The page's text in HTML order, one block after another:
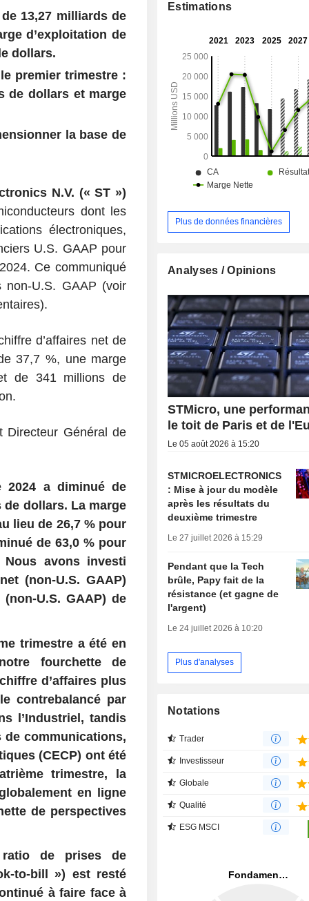
13,27 milliards de
d’exploitation de
dollars.
premier trimestre :
de dollars et marge
la base de
N.V. (« ST »)
dont les
électroniques,
U.S. GAAP pour
Ce communiqué
non-U.S. GAAP (voir
d’affaires net de
37,7 %, une marge
de 341 millions de
Directeur Général de
2024 a diminué de
de dollars. La marge
lieu de 26,7 % pour
de 63,0 % pour
avons investi
(non-U.S. GAAP)
U.S. GAAP) de
trimestre a été en
fourchette de
d’affaires plus
contrebalancé par
l’Industriel, tandis
de communications,
(CECP) ont été
trimestre, la
en ligne
de perspectives
de prises de
to-bill ») est resté
à faire face à
Estimations
Plus de données financières
Analyses / Opinions
STMicro, une
le toit de Paris et de
Le 05 août 2026 à 15:20
STMICROELECTRONICS
: Mise à jour du modèle
après les résultats du
deuxième trimestre
Le 27 juillet 2026 à 15:29
Pendant que la Tech
brûle, Papy fait de la
résistance (et gagne de
l'argent)
Le 24 juillet 2026 à 10:20
Plus d'analyses
Notations
Trader
Investisseur
Globale
Qualité
ESG MSCI